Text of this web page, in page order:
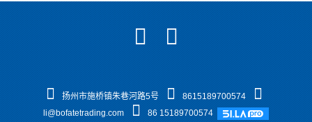
扬州市施桥镇朱巷河路5号
8615189700574
li@bofatetrading.com
86 15189700574